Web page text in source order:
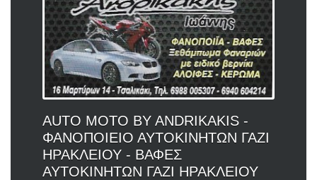
AUTO MOTO BY ANDRIKAKIS -
ΦΑΝΟΠΟΙΕΙΟ ΑΥΤΟΚΙΝΗΤΩΝ ΓΑΖΙ
ΗΡΑΚΛΕΙΟΥ - ΒΑΦΕΣ
ΑΥΤΟΚΙΝΗΤΩΝ ΓΑΖΙ ΗΡΑΚΛΕΙΟΥ